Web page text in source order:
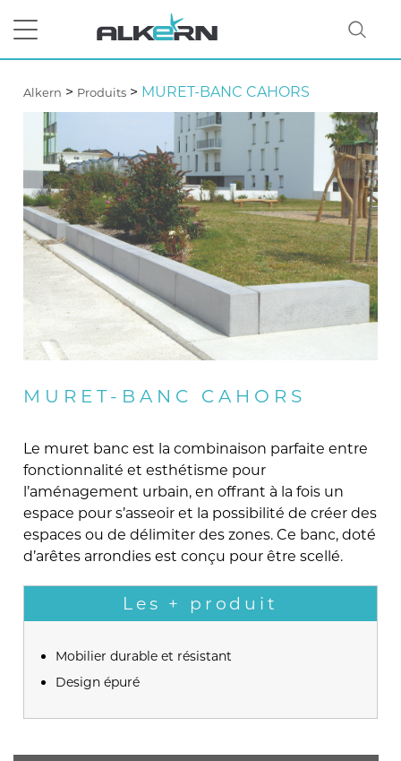
RECHERCHER
Alkern > Produits > MURET-BANC CAHORS
MURET-BANC CAHORS
Le muret banc est la combinaison parfaite entre
fonctionnalité et esthétisme pour
l’aménagement urbain, en offrant à la fois un
espace pour s’asseoir et la possibilité de créer des
espaces ou de délimiter des zones. Ce banc, doté
d’arêtes arrondies est conçu pour être scellé.
Les + produit
Mobilier durable et résistant
Design épuré